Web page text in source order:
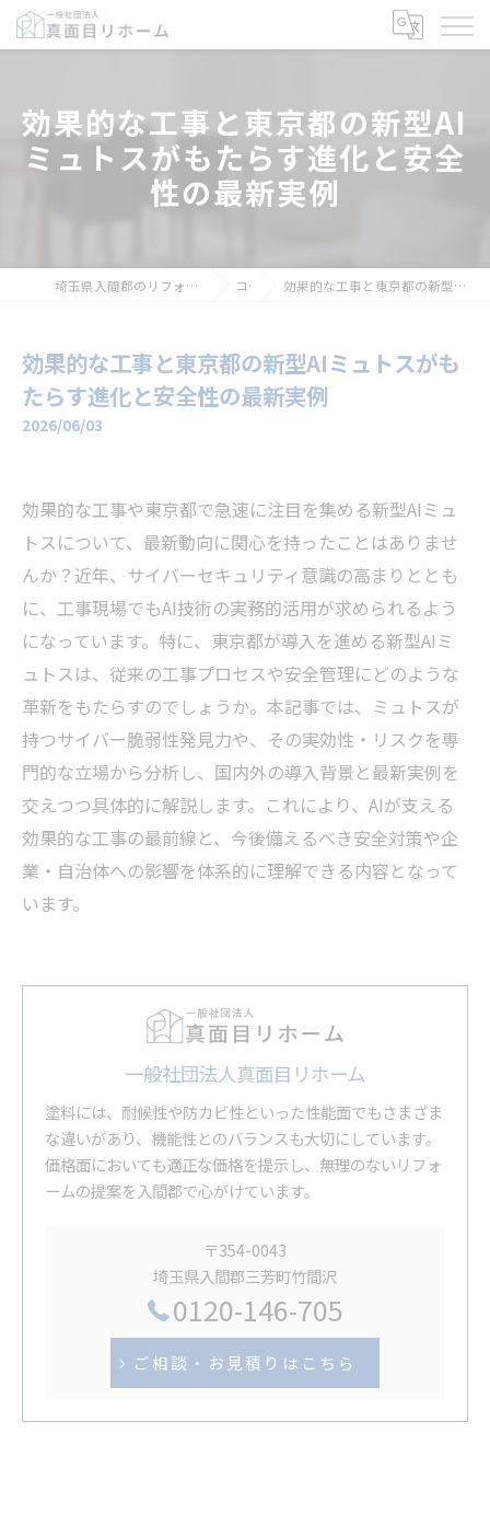
効果的な工事と東京都の新型AI
ミュトスがもたらす進化と安全
性の最新実例
埼玉県入間郡のリフォームなら一般社団法人真面目リホーム コラム 効果的な工事と東京都の新型AIミュトスがもたらす進化と安全性の最新実例
効果的な工事と東京都の新型AIミュトスがも
たらす進化と安全性の最新実例
2026/06/03
効果的な工事や東京都で急速に注目を集める新型AIミュ
トスについて、最新動向に関心を持ったことはありませ
んか？近年、サイバーセキュリティ意識の高まりととも
に、工事現場でもAI技術の実務的活用が求められるよう
になっています。特に、東京都が導入を進める新型AIミ
ュトスは、従来の工事プロセスや安全管理にどのような
革新をもたらすのでしょうか。本記事では、ミュトスが
持つサイバー脆弱性発見力や、その実効性・リスクを専
門的な立場から分析し、国内外の導入背景と最新実例を
交えつつ具体的に解説します。これにより、AIが支える
効果的な工事の最前線と、今後備えるべき安全対策や企
業・自治体への影響を体系的に理解できる内容となって
います。
一般社団法人真面目リホーム
塗料には、耐候性や防カビ性といった性能面でもさまざま
な違いがあり、機能性とのバランスも大切にしています。
価格面においても適正な価格を提示し、無理のないリフォ
ームの提案を入間郡で心がけています。
〒354-0043
埼玉県入間郡三芳町竹間沢
0120-146-705
ご相談・お見積りはこちら